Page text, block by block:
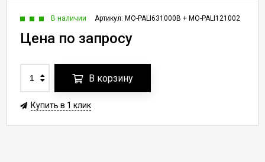
Артикул: MO-PALI631000B + MO-PALI121002
В наличии
Цена по запросу
В корзину
Купить в 1 клик